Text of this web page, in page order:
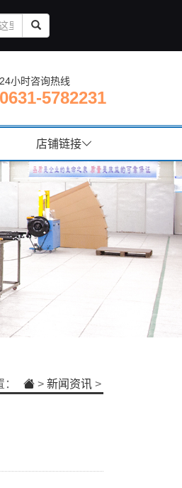
24小时咨询热线
0631-5782231
店铺链接
> 新闻资讯>